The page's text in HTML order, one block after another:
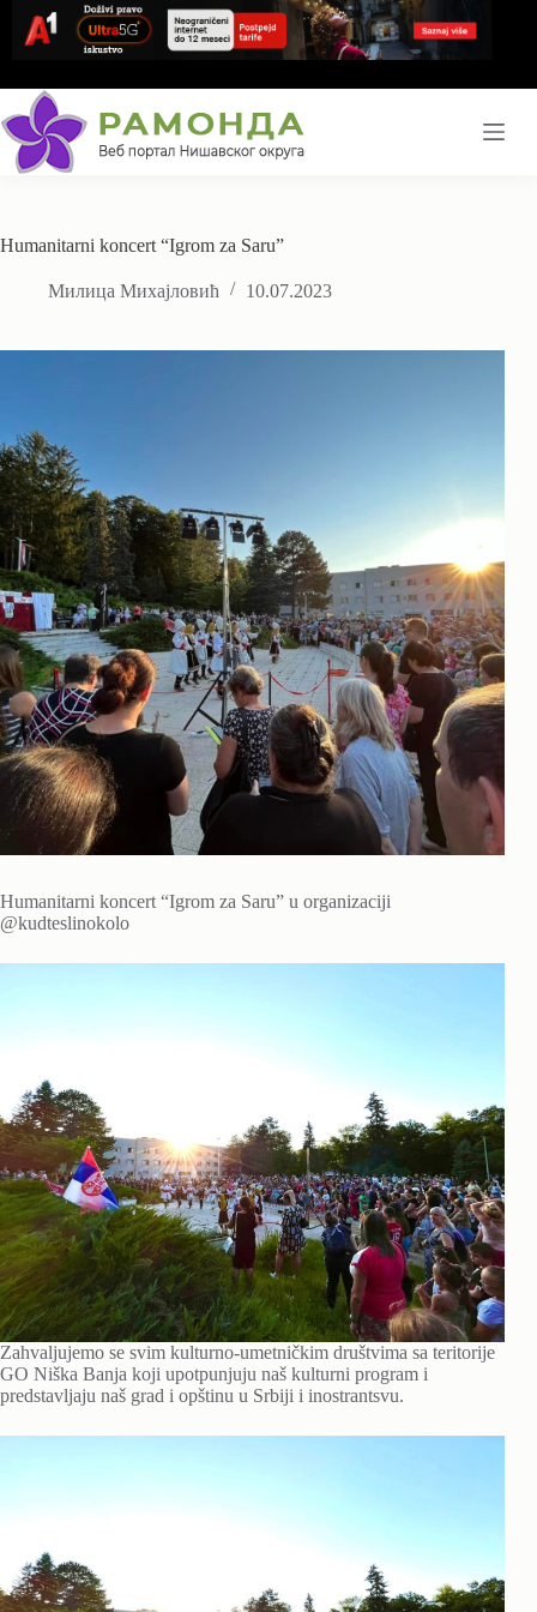
content
Humanitarni koncert “Igrom za Saru”
Милица Михајловић 10.07.2023
Humanitarni koncert “Igrom za Saru” u organizaciji
@kudteslinokolo
Zahvaljujemo se svim kulturno-umetničkim društvima sa teritorije
GO Niška Banja koji upotpunjuju naš kulturni program i
predstavljaju naš grad i opštinu u Srbiji i inostrantsvu.